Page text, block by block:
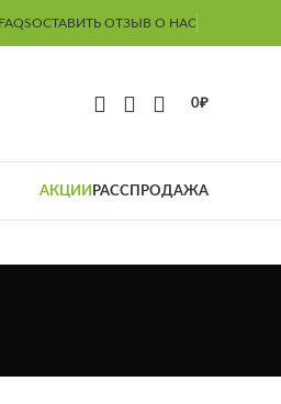
FAQSОСТАВИТЬ ОТЗЫВ О НАС
0₽
АКЦИИ РАССПРОДАЖА